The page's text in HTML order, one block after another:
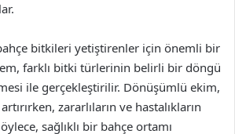
bitkileri yetiştirenler için önemli bir
farklı bitki türlerinin belirli bir döngü
ile gerçekleştirilir. Dönüşümlü ekim,
zararlıların ve hastalıkların
sağlıklı bir bahçe ortamı